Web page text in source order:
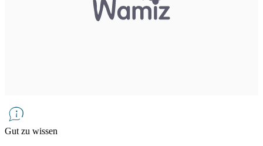
Gut zu wissen